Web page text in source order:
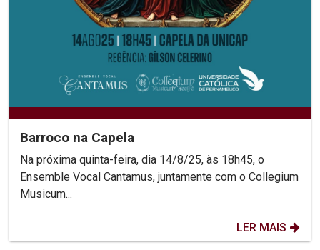
Barroco na Capela
Na próxima quinta-feira, dia 14/8/25, às 18h45, o
Ensemble Vocal Cantamus, juntamente com o Collegium
Musicum...
LER MAIS